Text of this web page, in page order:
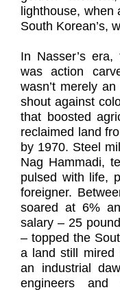
lighthouse, when
South Korean’s,
In Nasser’s
was action
wasn’t merely
shout against
that boosted
reclaimed land
by 1970. Steel
Nag Hammadi,
pulsed with life,
foreigner.
soared at 6%
salary – 25
– topped the
a land still mired
an industrial
engineers and